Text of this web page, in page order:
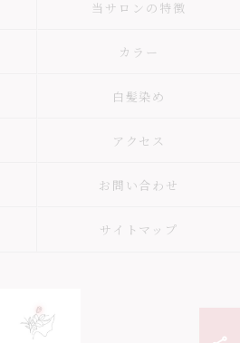
当サロンの特徴
カラー
白髪染め
アクセス
お問い合わせ
サイトマップ